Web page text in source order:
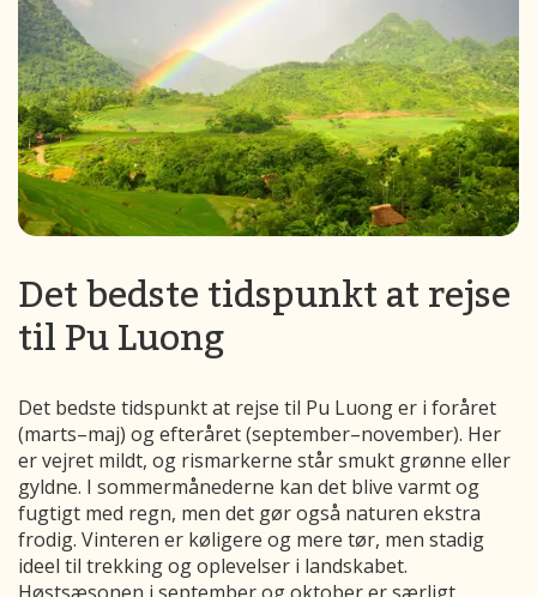
Det bedste tidspunkt at rejse
til Pu Luong
Det bedste tidspunkt at rejse til Pu Luong er i foråret
(marts–maj) og efteråret (september–november). Her
er vejret mildt, og rismarkerne står smukt grønne eller
gyldne. I sommermånederne kan det blive varmt og
fugtigt med regn, men det gør også naturen ekstra
frodig. Vinteren er køligere og mere tør, men stadig
ideel til trekking og oplevelser i landskabet.